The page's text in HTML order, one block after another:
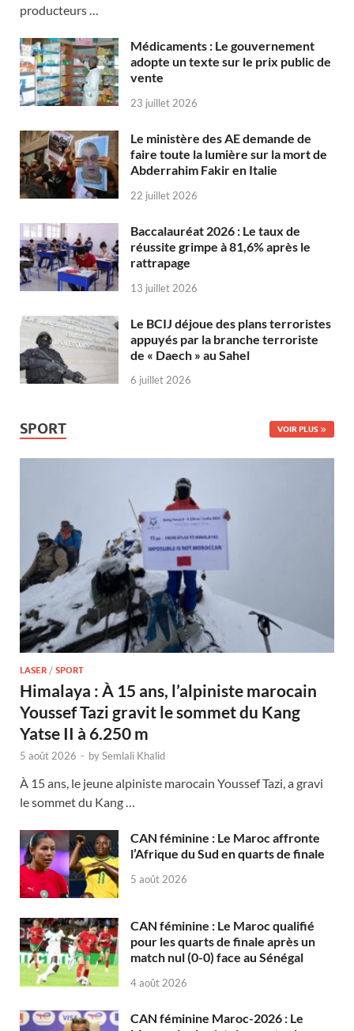
producteurs …
Médicaments : Le gouvernement
adopte un texte sur le prix public de
vente
23 juillet 2026
Le ministère des AE demande de
faire toute la lumière sur la mort de
Abderrahim Fakir en Italie
22 juillet 2026
Baccalauréat 2026 : Le taux de
réussite grimpe à 81,6% après le
rattrapage
13 juillet 2026
Le BCIJ déjoue des plans terroristes
appuyés par la branche terroriste
de « Daech » au Sahel
6 juillet 2026
SPORT VOIR PLUS
LASER / SPORT
Himalaya : À 15 ans, l’alpiniste marocain
Youssef Tazi gravit le sommet du Kang
Yatse II à 6.250 m
5 août 2026 - bySemlali Khalid
À 15 ans, le jeune alpiniste marocain Youssef Tazi, a gravi
le sommet du Kang …
CAN féminine : Le Maroc affronte
l’Afrique du Sud en quarts de finale
5 août 2026
CAN féminine : Le Maroc qualifié
pour les quarts de finale après un
match nul (0-0) face au Sénégal
4 août 2026
CAN féminine Maroc-2026 : Le